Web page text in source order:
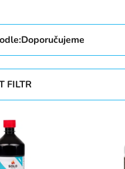
Doporučujeme
FILTR